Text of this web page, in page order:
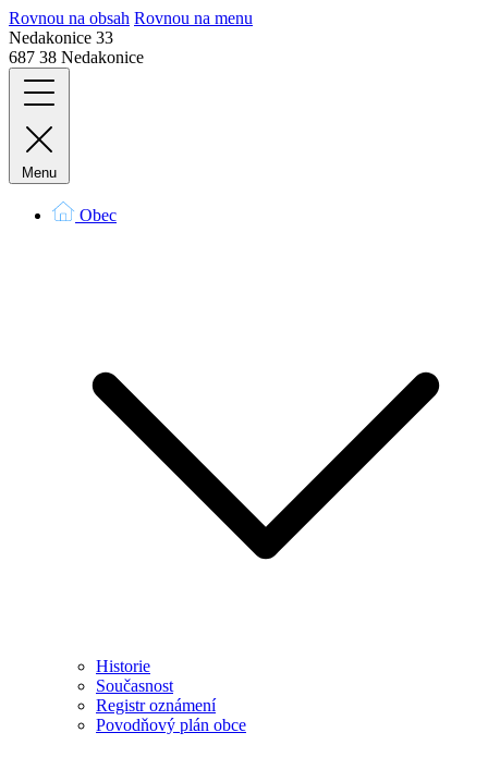
Rovnou na obsah Rovnou na menu
Nedakonice 33
687 38 Nedakonice
Menu
Obec
Historie
Současnost
Registr oznámení
Povodňový plán obce